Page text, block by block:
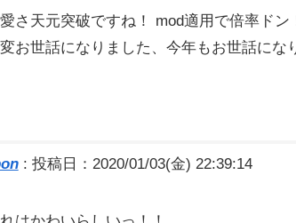
さ天元突破ですね！ mod適用で倍率ドン
お世話になりました、今年もお世話にな
: 投稿日：2020/01/03(金) 22:39:14